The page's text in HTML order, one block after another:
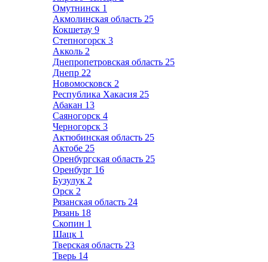
Омутнинск 1
Акмолинская область 25
Кокшетау 9
Степногорск 3
Акколь 2
Днепропетровская область 25
Днепр 22
Новомосковск 2
Республика Хакасия 25
Абакан 13
Саяногорск 4
Черногорск 3
Актюбинская область 25
Актобе 25
Оренбургская область 25
Оренбург 16
Бузулук 2
Орск 2
Рязанская область 24
Рязань 18
Скопин 1
Шацк 1
Тверская область 23
Тверь 14